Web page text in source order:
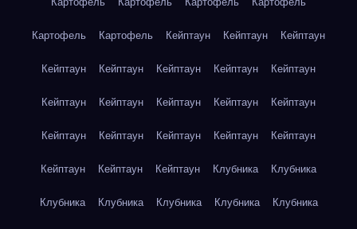
Картофель Картофель Кейптаун Кейптаун Кейптаун
Кейптаун Кейптаун Кейптаун Кейптаун Кейптаун
Кейптаун Кейптаун Кейптаун Кейптаун Кейптаун
Кейптаун Кейптаун Кейптаун Кейптаун Кейптаун
Кейптаун Кейптаун Кейптаун Клубника Клубника
Клубника Клубника Клубника Клубника Клубника